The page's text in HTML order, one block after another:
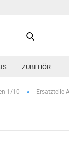
ZUBEHÖR
1/10 » Ersatzteile